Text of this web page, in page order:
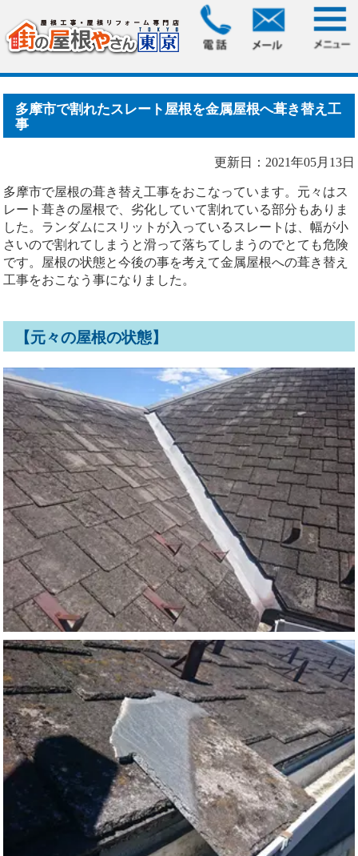
> 多摩市で割れたスレート屋根を金属屋根へ
葺き替え工事
多摩市で割れたスレート屋根を金属屋根へ葺き替え工
事
更新日：2021年05月13日
多摩市で屋根の葺き替え工事をおこなっています。元々はス
レート葺きの屋根で、劣化していて割れている部分もありま
した。ランダムにスリットが入っているスレートは、幅が小
さいので割れてしまうと滑って落ちてしまうのでとても危険
です。屋根の状態と今後の事を考えて金属屋根への葺き替え
工事をおこなう事になりました。
【元々の屋根の状態】